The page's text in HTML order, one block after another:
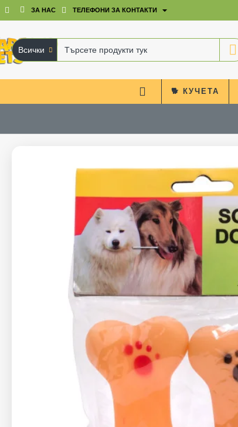
ЗА НАС ТЕЛЕФОНИ ЗА КОНТАКТИ
Всички
Търсете
продукти
тук
🐕 КУЧЕТА